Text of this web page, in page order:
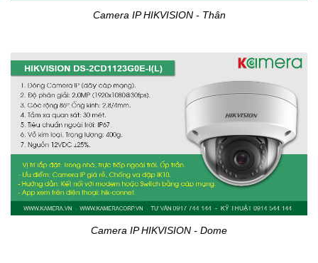
Camera IP HIKVISION - Thân
Camera IP HIKVISION - Dome